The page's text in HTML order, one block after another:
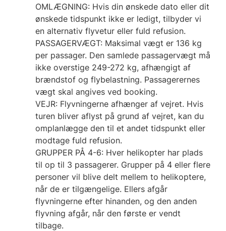
OMLÆGNING: Hvis din ønskede dato eller dit
ønskede tidspunkt ikke er ledigt, tilbyder vi
en alternativ flyvetur eller fuld refusion.
PASSAGERVÆGT: Maksimal vægt er 136 kg
per passager. Den samlede passagervægt må
ikke overstige 249-272 kg, afhængigt af
brændstof og flybelastning. Passagerernes
vægt skal angives ved booking.
VEJR: Flyvningerne afhænger af vejret. Hvis
turen bliver aflyst på grund af vejret, kan du
omplanlægge den til et andet tidspunkt eller
modtage fuld refusion.
GRUPPER PÅ 4-6: Hver helikopter har plads
til op til 3 passagerer. Grupper på 4 eller flere
personer vil blive delt mellem to helikoptere,
når de er tilgængelige. Ellers afgår
flyvningerne efter hinanden, og den anden
flyvning afgår, når den første er vendt
tilbage.